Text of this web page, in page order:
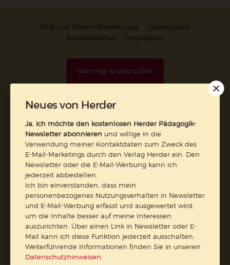
AGB und Widerrufsbelehrung
Datenschutz
Barrierefreiheit
Impressum
Vertrag widerrufen
Nach oben
Neues von Herder
Ja, ich möchte den kostenlosen Herder Pädagogik-
Newsletter abonnieren und willige in die
Verwendung meiner Kontaktdaten zum Zweck des
E-Mail-Marketings durch den Verlag Herder ein. Den
Newsletter oder die E-Mail-Werbung kann ich
jederzeit abbestellen.
Ich bin einverstanden, dass mein
personenbezogenes Nutzungsverhalten in Newsletter
und E-Mail-Werbung erfasst und ausgewertet wird,
um die Inhalte besser auf meine Interessen
auszurichten. Über einen Link in Newsletter oder E-
Mail kann ich diese Funktion jederzeit ausschalten.
Weiterführende Informationen finden Sie in unseren
Datenschutzhinweisen